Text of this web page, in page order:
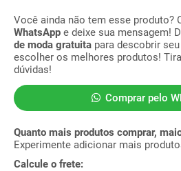
Você ainda não tem esse produto?
WhatsApp e deixe sua mensagem!
de moda gratuita para descobrir
escolher os melhores produtos!
dúvidas!
Comprar pelo
Quanto mais produtos comprar,
Experimente adicionar mais
Calcule o frete: